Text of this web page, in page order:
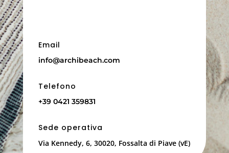
Email
info@archibeach.com
Telefono
+39 0421 359831
Sede operativa
Via Kennedy, 6, 30020, Fossalta di Piave (vE)